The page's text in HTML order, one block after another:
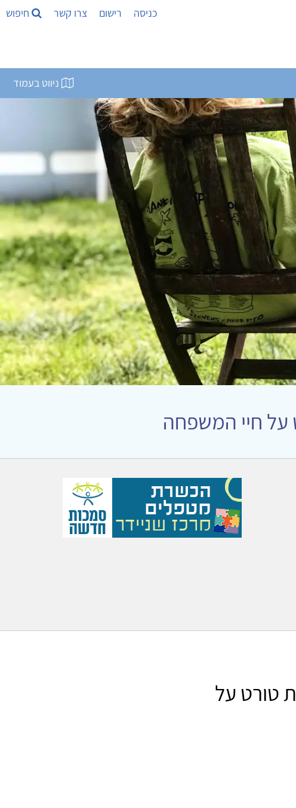
כניסה רישום צרו קשר חיפוש
ניווט בעמוד
על חיי המשפחה
טורט על